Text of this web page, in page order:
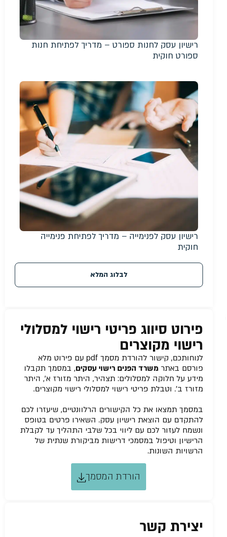
רישיון עסק לחנות ספורט – מדריך לפתיחת חנות
ספורט חוקית
רישיון עסק לפנימייה – מדריך לפתיחת פנימייה
חוקית
לבלוג המלא
פירוט סיווג פריטי רישוי למסלולי
רישוי מקוצרים
לנוחותכם, קישור להורדת מסמך pdf עם פירוט מלא
פורסם באתרמשרד הפנים רישוי עסקים, במסמך תקבלו
מידע על חלוקה למסלולים: תצהיר, היתר מזורז א’, היתר
מזורז ב’. וטבלת פריטי רישוי למסלולי רישוי מקוצרים.
במסמך תמצאו את כל הקישורים הרלוונטיים, שיעזרו לכם
להתקדם עם הוצאת רישיון עסק. השאירו פרטים בטופס
ונשמח לעזור לכם עם ליווי בכל שלבי התהליך עד לקבלת
הרישיון וטיפול במסמכי דרישות מביקורת שנתית של
הרשויות השונות.
הורדת המסמך
יצירת קשר